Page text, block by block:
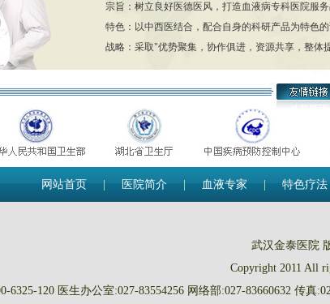
宗旨：树立良好医德医风，打造血液病专科医院服
特色：以中西医结合，配合自身的科研产品为特色
战略：采取"优势聚集，协作俱进，资源共享，整体
网站首页 医院简介 血液专家 特色疗法
武汉金泰医院
Copyright 2011 All
6325-120 医生办公室:027-83554256 网络部:027-83660632 传真